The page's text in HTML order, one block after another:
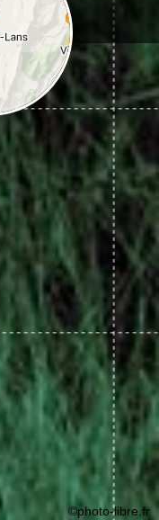
©photo-libre.fr